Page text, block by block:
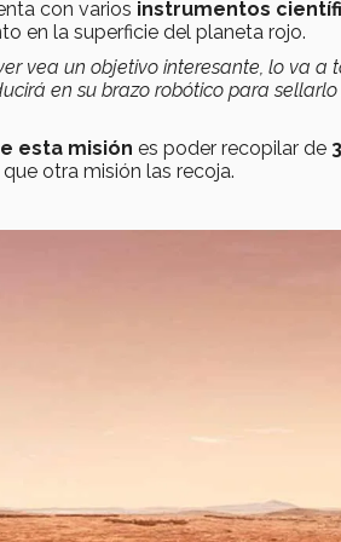
con varios instrumentos
en la superficie del planeta rojo.
vea un objetivo interesante, lo va
en su brazo robótico para
esta misión es poder recopilar de
otra misión las recoja.